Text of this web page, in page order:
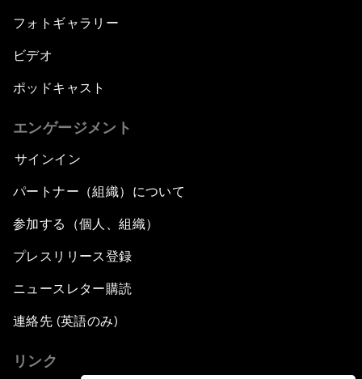
フォトギャラリー
ビデオ
ポッドキャスト
エンゲージメント
サインイン
パートナー（組織）について
参加する（個人、組織）
プレスリリース登録
ニュースレター購読
連絡先 (英語のみ)
リンク